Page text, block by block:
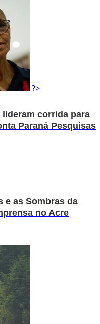
?>
lideram corrida para
Paraná Pesquisas
e as Sombras da
no Acre